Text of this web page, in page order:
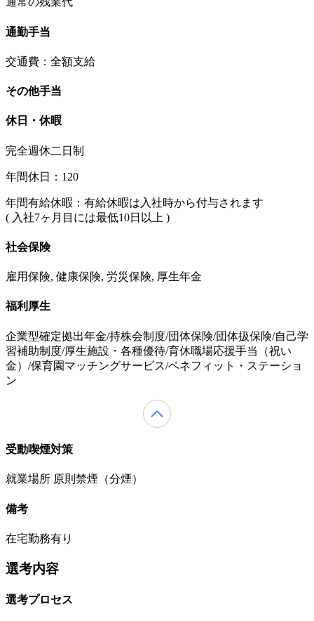
通勤手当
交通費：全額支給
その他手当
休日・休暇
完全週休二日制
年間休日：120
年間有給休暇：有給休暇は入社時から付与されます
( 入社7ヶ月目には最低10日以上 )
社会保険
雇用保険, 健康保険, 労災保険, 厚生年金
福利厚生
企業型確定拠出年金/持株会制度/団体保険/団体扱保険/自己学
習補助制度/厚生施設・各種優待/育休職場応援手当（祝い
金）/保育園マッチングサービス/ベネフィット・ステーショ
ン
受動喫煙対策
就業場所 原則禁煙（分煙）
備考
在宅勤務有り
選考内容
選考プロセス